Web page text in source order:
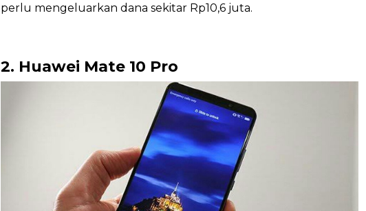
perlu mengeluarkan dana sekitar Rp10,6 juta.
2. Huawei Mate 10 Pro